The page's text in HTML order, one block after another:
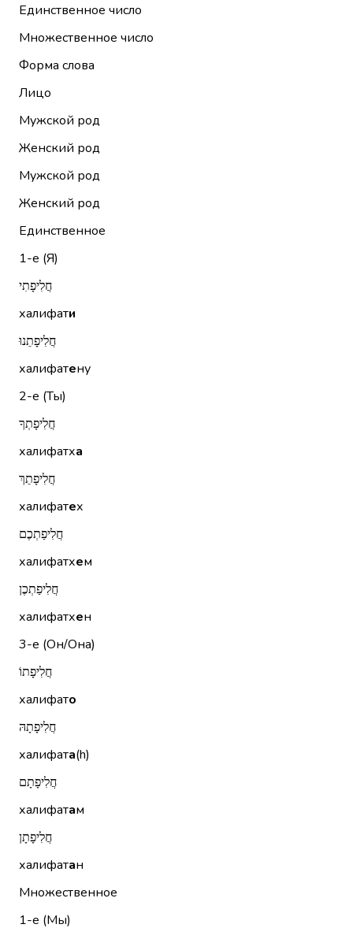
Единственное число
Множественное число
Форма слова
Лицо
Мужской род
Женский род
Мужской род
Женский род
Единственное
1-е (Я)
חֲלִיפָתִי
халифати
חֲלִיפָתֵנוּ
халифатену
2-е (Ты)
חֲלִיפָתְךָ
халифатха
חֲלִיפָתֵךְ
халифатех
חֲלִיפַתְכֶם
халифатхем
חֲלִיפַתְכֶן
халифатхен
3-е (Он/Она)
חֲלִיפָתוֹ
халифато
חֲלִיפָתָהּ
халифата(h)
חֲלִיפָתָם
халифатам
חֲלִיפָתָן
халифатан
Множественное
1-е (Мы)